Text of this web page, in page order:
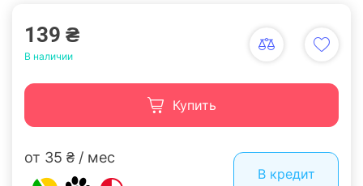
139 ₴
В наличии
Купить
от 35 ₴ / мес
В кредит